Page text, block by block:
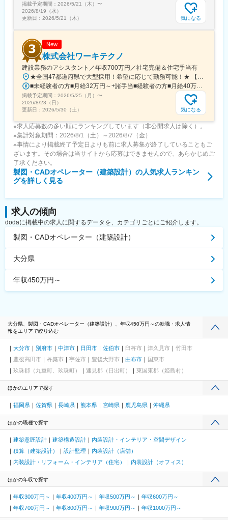
野新橋駅、日暮里駅(舎人ライナー)、本駒込駅、東長崎駅、東門前
駅、竹芝駅、若松河田駅、亀戸水神駅、東尾久三丁目駅、大塚駅
(東京都)、宮前平駅、神楽坂駅、青物横丁駅、穴守稲荷駅、堀切
駅、茶屋ケ坂駅、末広町駅(東京都)、本郷駅(愛知県)、赤羽橋駅、
江吉良駅、六郷土手駅、品川シーサイド駅、京急久里浜駅、熊野
前駅、立飛駅、神保町駅、東十条駅、安善駅、下板橋駅、明治神
宮前駅、虎ノ門ヒルズ駅、原宿駅、立川北駅、銀座駅、福井駅、
尾久駅、浅草橋駅、ハーバーランド駅、清澄白河駅、東白楽駅、
三ノ輪橋駅、戸越銀座駅、近鉄名古屋駅、日暮里駅、浜松町駅、
早稲田駅(東京メトロ)、熊野前駅(舎人ライナー)、大塚駅前駅、牛
田駅(東京都)、本郷三丁目駅、鈴木町駅、栄町駅(東京都)、小川町
駅(東京都)、弁天橋駅、三田駅(東京都)
掲載予定期間： 2026/5/21（木） 〜
2026/8/19（水）
更新日： 2026/5/21（木） 気になる
New
株式会社ワーキテクノ
建設業務のアシスタント／年収700万円／社宅完備＆住宅手当有
★全国47都道府県で大型採用！希望に応じて勤務可能！★ 【広島支社】広島県広島市中区大手町2-8-5 4F【高松支店】香川県高松市寿町2-2-10 4F【岡山支店】岡山県岡山市北区富田町2-7-5 3F【松山支店】愛媛県松山市千舟町4-3-7 1F■その他の勤務地も含めて500名規模の採用を行っています◎【大阪本社】〒541-0047 大阪府大阪市中央区淡路町4-2-13 4F 【東京支社】〒100-0013 東京都千代田区霞が関1-4-2 3F 【名古屋支社】〒460-0003 愛知県名古屋市中区錦1丁目17-26 2F 【福岡支社】〒812-0016 福岡県福岡市博多区博多駅南2-1-5 9F 【仙台支社】〒980-0014 宮城県仙台市青葉区本町1-3-9 5F 【北海道支店】〒060-0004 札幌市中央区北四条西12丁目1-28 ２F【営業所】青森／盛岡／大宮／船橋／柏／金沢／静岡／浜松／京都／神戸／北九州／鹿児島／沖縄
■未経験者の方■月給32万円～+諸手当■経験者の方■月給40万円～90万+諸手当経験・能力を考慮の上、優遇いたします。※未経験の方でも前職での経験・給与等を考慮の上、決定いたします。※時間外手当は100％別途支給します。※未経験の方でも前職での経験・給与等を考慮の上、決定いたします。※首都圏(東京・神奈川・千葉・埼玉)以外は月給31万円～となります。★前職から年収120万円以上UPも実現可能！★大多数の社員が入社後1年で昇給を実現しています！≪年収例≫390万円／22歳・未経験 入社1年目450万円／34歳・未経験 入社1年目680万円／38歳・経験5年 入社5年目1000万円／53歳・経験35年 入社4年目【ハンディキャップをお持ちの方もご活躍いただけます】当社では、障がいの有無に関わらず活躍できる環境整備に努めています。オフィスは完全バリアフリー（エレベーター・多目的トイレ完備）となっており、車いすでの移動もスムーズです。また、通院のための勤務時間調整なども柔軟に対応いたしますのでまずはご相談ください！
掲載予定期間： 2026/5/25（月） 〜
2026/8/23（日）
更新日： 2026/5/30（土） 気になる
※求人応募数の多い順にランキングしています（非公開求人は除く）。
※集計対象期間：2026/8/1（土）～2026/8/7（金）
※事情により掲載終了予定日よりも前に求人募集が終了していることもご
ざいます。その場合は当サイトから応募はできませんので、あらかじめご
了承ください。
製図・CADオペレーター（建築設計） の人気求人ランキン
グを詳しく見る
求人の傾向
dodaに掲載中の求人に関するデータを、カテゴリごとにご紹介します。
製図・CADオペレーター（建築設計）
大分県
年収450万円～
大分県、製図・CADオペレーター（建築設計）、年収450万円～の転職・求人情
報をエリアで絞り込む
大分市 別府市 中津市 日田市 佐伯市 臼杵市 津久見市
竹田市
豊後高田市
杵築市 宇佐市 豊後大野市 由布市
国東市
玖珠郡（九重町、玖珠町）
速見郡（日出町） 東国東郡（姫島村）
ほかのエリアで探す
福岡県 佐賀県 長崎県 熊本県 宮崎県 鹿児島県 沖縄県
ほかの職種で探す
建築意匠設計 建築構造設計
内装設計・インテリア・空間デザイン
積算（建築設計）
設計監理
内装設計（店舗）
内装設計・リフォーム・インテリア（住宅）
内装設計（オフィス）
ほかの年収で探す
年収300万円～ 年収400万円～ 年収500万円～
年収600万円～
年収700万円～
年収800万円～ 年収900万円～ 年収1000万円～